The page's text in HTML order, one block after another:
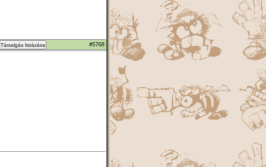
Társalgás listázása #5768